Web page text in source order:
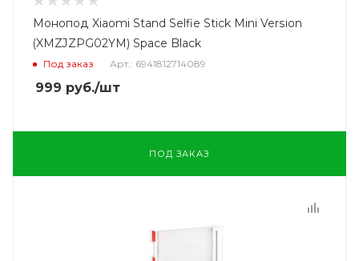
Монопод Xiaomi Stand Selfie Stick Mini Version
(XMZJZPG02YM) Space Black
Под заказ Арт.: 6941812714089
999 руб./шт
ПОД ЗАКАЗ